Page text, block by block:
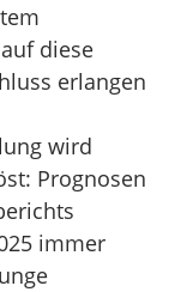
diese
erlangen
wird
Prognosen
immer